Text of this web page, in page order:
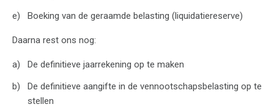
Boeking van de geraamde belasting (liquidatiereserve)
Daarna rest ons nog:
De definitieve jaarrekening op te maken
De definitieve aangifte in de vennootschapsbelasting op te
stellen